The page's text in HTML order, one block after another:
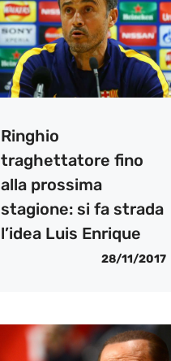
Ringhio
traghettatore fino
alla prossima
stagione: si fa strada
l’idea Luis Enrique
28/11/2017